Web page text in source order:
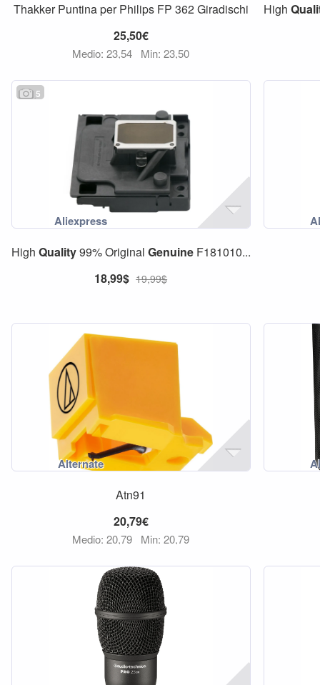
Thakker Puntina per Philips FP 362 Giradischi
25,50€
Medio: 23,54 Min: 23,50
High
5
High Quality99% Original GenuineF181010...
18,99$ 19,99$
Atn91
20,79€
Medio: 20,79 Min: 20,79